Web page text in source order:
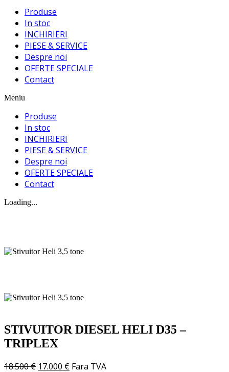
Produse
In stoc
INCHIRIERI
PIESE & SERVICE
Despre noi
OFERTE SPECIALE
Contact
Meniu
Produse
In stoc
INCHIRIERI
PIESE & SERVICE
Despre noi
OFERTE SPECIALE
Contact
Loading...
STIVUITOR DIESEL HELI D35 –
TRIPLEX
18.500€ 17.000 € Fara TVA